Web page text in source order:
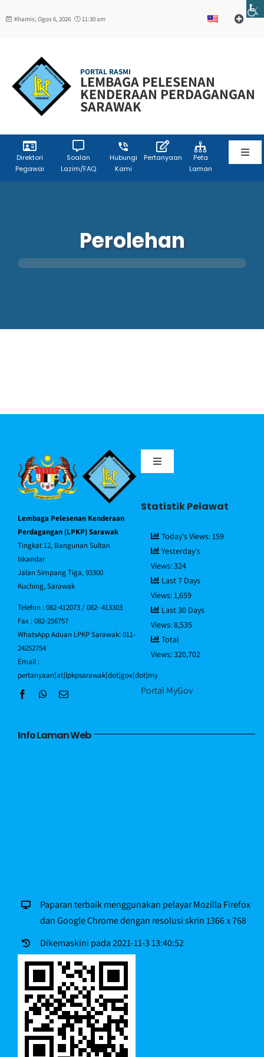
to
Khamis; Ogos 6, 2026 11:30 am
Toggle
W3C
PORTAL RASMI
LEMBAGA PELESENAN
KENDERAAN PERDAGANGAN
SARAWAK
Direktori
Pegawai
Soalan
Lazim/FAQ
Hubungi
Kami
Pertanyaan
Peta
Laman
Sumber Maklumat
Maklum balas
Perolehan
Lembaga Pelesenan Kenderaan
Perdagangan (LPKP) Sarawak
Tingkat 12, Bangunan Sultan
Iskandar
Jalan Simpang Tiga, 93300
Kuching, Sarawak
Telefon : 082-412073 / 082- 413303
Fax : 082-256757
WhatsApp Aduan LPKP Sarawak: 011-
24252754
Email :
pertanyaan[at]lpkpsarawak[dot]gov[dot]my
Toggle
Portal MyGov
Piagam Pelanggan
Soalan Lazim/FAQ
Direktori Pegawai
Hubungi Kami
Statistik Pelawat
Today's Views: 159
Yesterday's
Views:324
Last 7 Days
Views: 1,659
Last 30 Days
Views:8,535
Total
Views:320,702
Portal MyGov
Info Laman Web
Paparan terbaik menggunakan pelayar Mozilla Firefox
dan Google Chrome dengan resolusi skrin 1366 x 768
Dikemaskini pada 2021-11-3 13:40:52